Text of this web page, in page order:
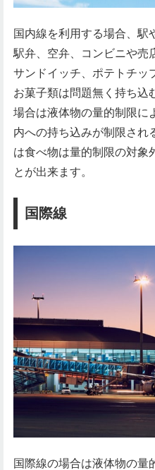
国内線を利用する場合、駅
駅弁、空弁、コンビニや売
サンドイッチ、ポテトチッ
お菓子類は問題無く持ち込
場合は液体物の量的制限に
内への持ち込みが制限され
は食べ物は量的制限の対象
とが出来ます。
国際線
国際線の場合は液体物の量